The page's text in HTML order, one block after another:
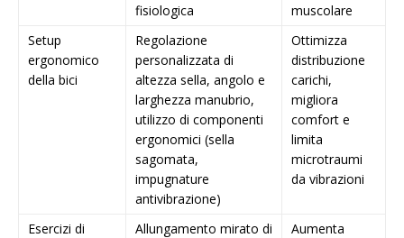
fisiologica
muscolare
Setup
ergonomico
della bici
Regolazione
personalizzata di
altezza sella, angolo e
larghezza manubrio,
utilizzo di componenti
ergonomici (sella
sagomata,
impugnature
antivibrazione)
Ottimizza
distribuzione
carichi,
migliora
comfort e
limita
microtraumi
da vibrazioni
Esercizi di
Allungamento mirato di
Aumenta